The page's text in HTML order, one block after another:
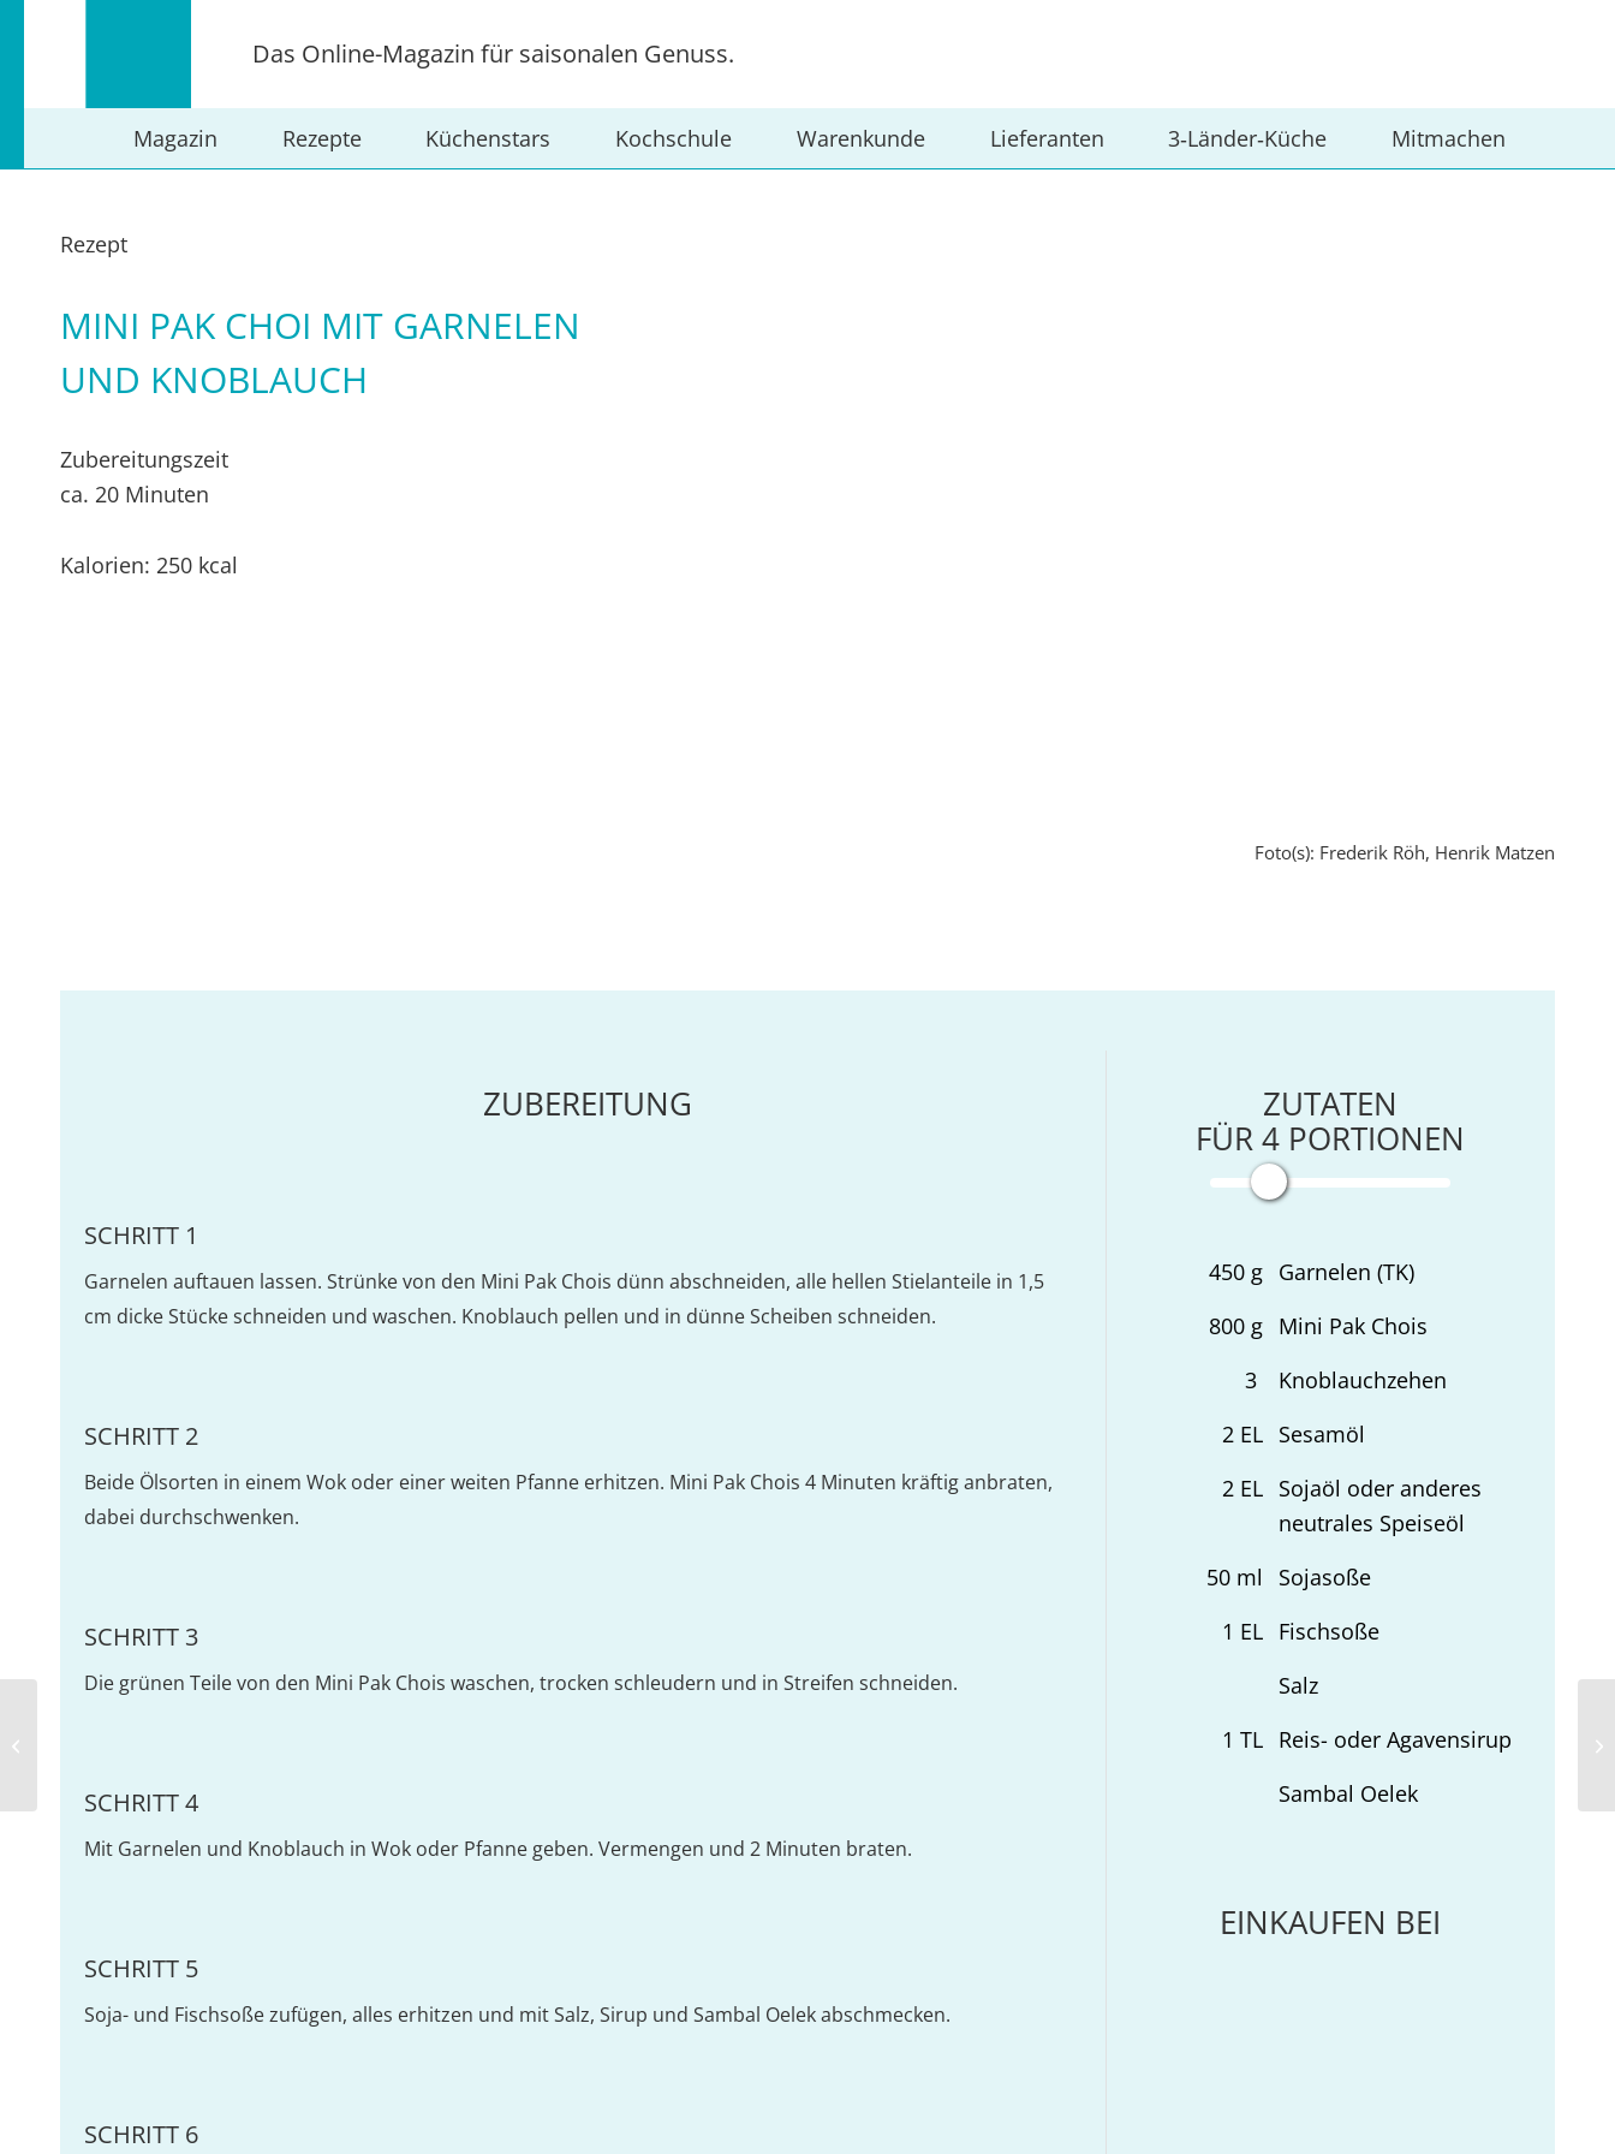
Das Online-Magazin für saisonalen Genuss.
Magazin Rezepte Küchenstars Kochschule Warenkunde Lieferanten 3‑Länder‑Küche Mitmachen
Rezept
MINI PAK CHOI MIT GARNELEN
UND KNOBLAUCH
Foto(s): Frederik Röh, Henrik Matzen
Zubereitungszeit
ca. 20 Minuten
Kalorien: 250 kcal
ZUBEREITUNG
SCHRITT 1
Garnelen auftauen lassen. Strünke von den Mini Pak Chois dünn abschneiden, alle hellen Stielanteile in 1,5
cm dicke Stücke schneiden und waschen. Knoblauch pellen und in dünne Scheiben schneiden.
SCHRITT 2
Beide Ölsorten in einem Wok oder einer weiten Pfanne erhitzen. Mini Pak Chois 4 Minuten kräftig anbraten,
dabei durchschwenken.
SCHRITT 3
Die grünen Teile von den Mini Pak Chois waschen, trocken schleudern und in Streifen schneiden.
SCHRITT 4
Mit Garnelen und Knoblauch in Wok oder Pfanne geben. Vermengen und 2 Minuten braten.
SCHRITT 5
Soja- und Fischsoße zufügen, alles erhitzen und mit Salz, Sirup und Sambal Oelek abschmecken.
SCHRITT 6
ZUTATEN
FÜR4 PORTIONEN
450g Garnelen (TK)
800g Mini Pak Chois
3
Knoblauchzehen
2EL Sesamöl
2EL Sojaöl oder anderes
neutrales Speiseöl
50ml
Sojasoße
1 EL Fischsoße
Salz
1 TL Reis- oder Agavensirup
Sambal Oelek
EINKAUFEN BEI